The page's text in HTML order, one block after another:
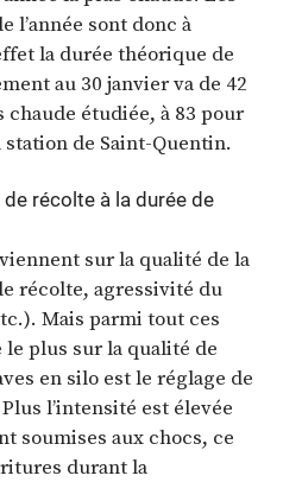
l’année sont donc à
la durée théorique de
au 30 janvier va de 42
chaude étudiée, à 83 pour
station de Saint-Quentin.
récolte à la durée de
sur la qualité de la
récolte, agressivité du
Mais parmi tout ces
plus sur la qualité de
en silo est le réglage de
l’intensité est élevée
soumises aux chocs, ce
durant la